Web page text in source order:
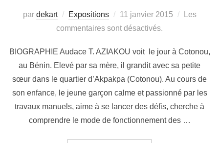
par dekart Expositions 11 janvier 2015
Les
commentaires sont désactivés.
BIOGRAPHIE Audace T. AZIAKOU voit le jour à Cotonou,
au Bénin. Elevé par sa mère, il grandit avec sa petite
sœur dans le quartier d’Akpakpa (Cotonou). Au cours de
son enfance, le jeune garçon calme et passionné par les
travaux manuels, aime à se lancer des défis, cherche à
comprendre le mode de fonctionnement des …